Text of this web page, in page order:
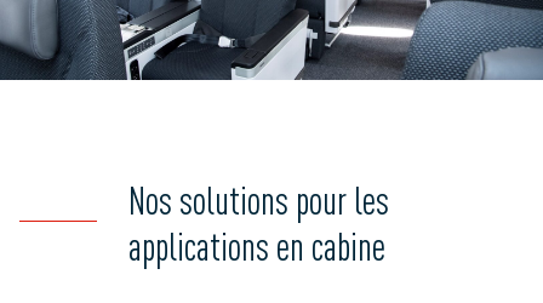
Nos solutions pour les
applications en cabine